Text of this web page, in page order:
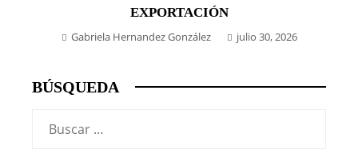
EXPORTACIÓN
Gabriela Hernandez González julio 30, 2026
BÚSQUEDA